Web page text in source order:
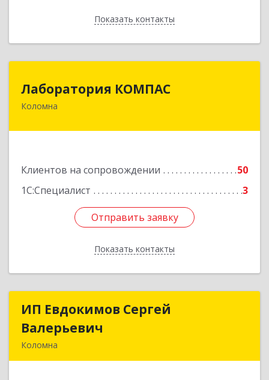
Показать контакты
Назад
Лаборатория КОМПАС
Коломна
Клиентов на сопровождении
50
1С:Специалист
3
Отправить заявку
Показать контакты
140415, Московская обл, Коломна г, Л.Толстого
Отправить заявку
Назад
ИП Евдокимов Сергей
Валерьевич
Коломна
ИП Евдокимов Сергей